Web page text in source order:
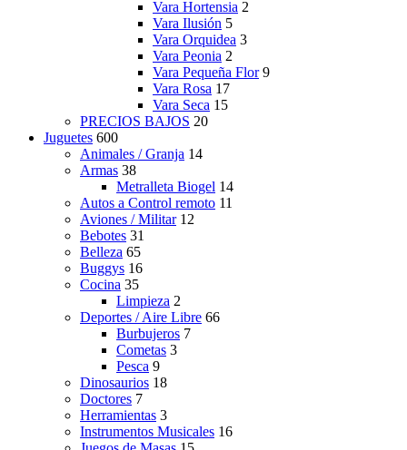
Vara Hortensia 2
Vara Ilusión 5
Vara Orquidea 3
Vara Peonia 2
Vara Pequeña Flor 9
Vara Rosa 17
Vara Seca 15
PRECIOS BAJOS 20
Juguetes 600
Animales / Granja 14
Armas 38
Metralleta Biogel 14
Autos a Control remoto 11
Aviones / Militar 12
Bebotes 31
Belleza 65
Buggys 16
Cocina 35
Limpieza 2
Deportes / Aire Libre 66
Burbujeros 7
Cometas 3
Pesca 9
Dinosaurios 18
Doctores 7
Herramientas 3
Instrumentos Musicales 16